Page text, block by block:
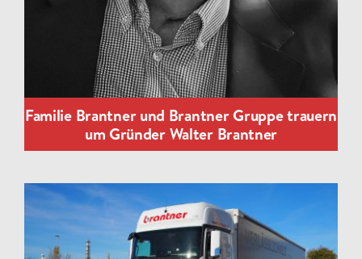
Familie Brantner und Brantner Gruppe trauern
um Gründer Walter Brantner